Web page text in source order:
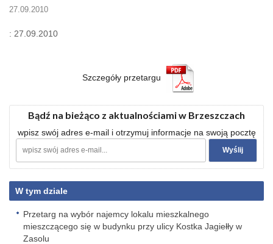
27.09.2010
: 27.09.2010
Szczegóły przetargu
Bądź na bieżąco z aktualnościami w Brzeszczach
wpisz swój adres e-mail i otrzymuj informacje na swoją pocztę
W tym dziale
Przetarg na wybór najemcy lokalu mieszkalnego
mieszczącego się w budynku przy ulicy Kostka Jagiełły w
Zasolu